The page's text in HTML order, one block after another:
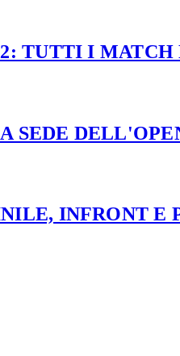
TUTTI I MATCH
SEDE
INFRONT E